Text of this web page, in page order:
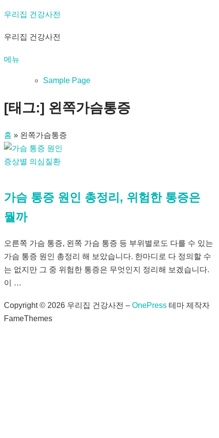
내
으
기
우리집 건강사전
우리집 건강사전
메뉴
Sample Page
[태그:] 왼쪽가슴통증
홈 » 왼쪽가슴통증
증상별 의심질환
가슴 통증 원인 총정리, 위험한 통증은
뭘까
오른쪽 가슴 통증, 왼쪽 가슴 통증 등 부위별로도 다를 수 있는
가슴 통증 원인 총정리 해 보았습니다. 한마디로 다 정의할 수
는 없지만 그 중 위험한 통증은 무엇인지 정리해 보겠습니다.
이 …
Copyright © 2026 우리집 건강사전 – OnePress 테마 제작자
FameThemes